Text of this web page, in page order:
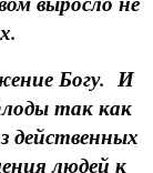
Богу. И
так как
действенных
людей к